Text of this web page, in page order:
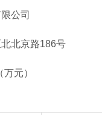
公司
北京路186号
（万元）